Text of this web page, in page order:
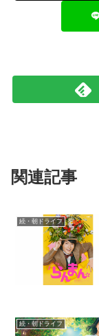
関連記事
続・朝ドライフ
続・朝ドライフ